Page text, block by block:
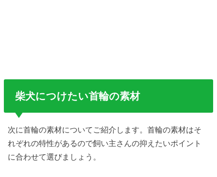
柴犬につけたい首輪の素材
次に首輪の素材についてご紹介します。首輪の素材はそ
れぞれの特性があるので飼い主さんの抑えたいポイント
に合わせて選びましょう。